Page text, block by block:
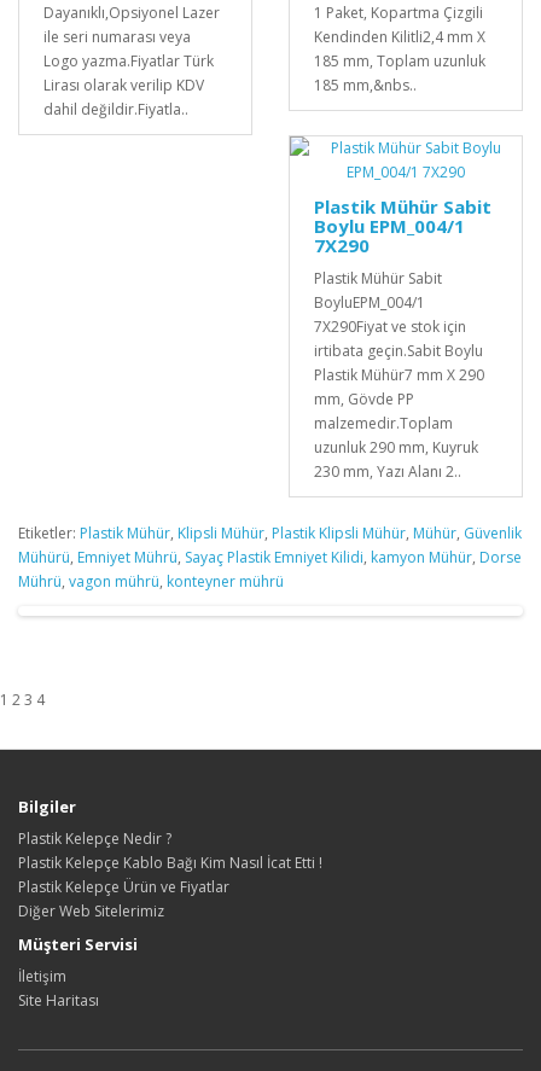
Dayanıklı,Opsiyonel Lazer
ile seri numarası veya
Logo yazma.Fiyatlar Türk
Lirası olarak verilip KDV
dahil değildir.Fiyatla..
1 Paket, Kopartma Çizgili
Kendinden Kilitli2,4 mm X
185 mm, Toplam uzunluk
185 mm,&nbs..
Plastik Mühür Sabit
Boylu EPM_004/1
7X290
Plastik Mühür Sabit
BoyluEPM_004/1
7X290Fiyat ve stok için
irtibata geçin.Sabit Boylu
Plastik Mühür7 mm X 290
mm, Gövde PP
malzemedir.Toplam
uzunluk 290 mm, Kuyruk
230 mm, Yazı Alanı 2..
Etiketler: Plastik Mühür, Klipsli Mühür, Plastik Klipsli Mühür, Mühür, Güvenlik
Mühürü, Emniyet Mührü, Sayaç Plastik Emniyet Kilidi, kamyon Mühür, Dorse
Mührü, vagon mührü, konteyner mührü
1 2 3 4
Bilgiler
Plastik Kelepçe Nedir ?
Plastik Kelepçe Kablo Bağı Kim Nasıl İcat Etti !
Plastik Kelepçe Ürün ve Fiyatlar
Diğer Web Sitelerimiz
Müşteri Servisi
İletişim
Site Haritası